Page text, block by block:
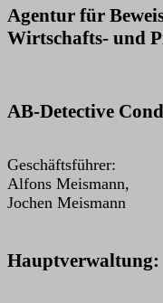
Agentur für
Wirtschafts- und
AB-Detective
Geschäftsführer:
Alfons Meismann,
Jochen Meismann
Hauptverwaltung: